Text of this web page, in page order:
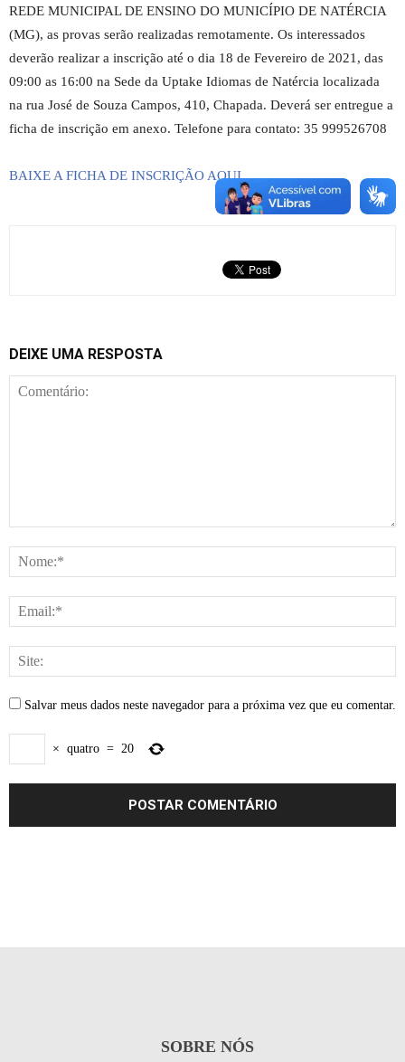
REDE MUNICIPAL DE ENSINO DO MUNICÍPIO DE NATÉRCIA
(MG), as provas serão realizadas remotamente. Os interessados
deverão realizar a inscrição até o dia 18 de Fevereiro de 2021, das
09:00 as 16:00 na Sede da Uptake Idiomas de Natércia localizada
na rua José de Souza Campos, 410, Chapada. Deverá ser entregue a
ficha de inscrição em anexo. Telefone para contato: 35 999526708
BAIXE A FICHA DE INSCRIÇÃO AQUI
DEIXE UMA RESPOSTA
Salvar meus dados neste navegador para a próxima vez que eu comentar.
× quatro = 20
SOBRE NÓS